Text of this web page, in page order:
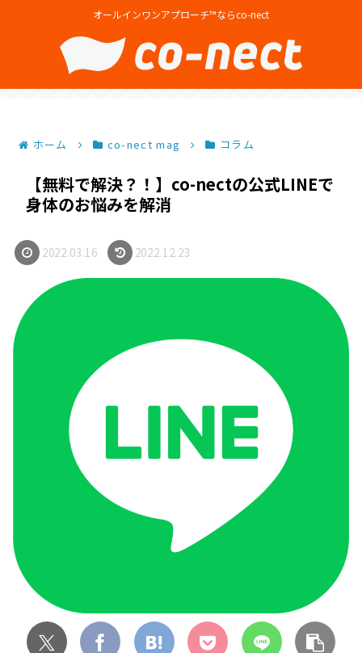
オールインワンアプローチ™ならco-nect
ホーム co-nect mag コラム
【無料で解決？！】co-nectの公式LINEで
身体のお悩みを解消
2022.03.16 2022.12.23